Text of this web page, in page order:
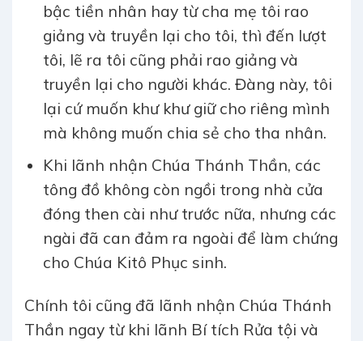
bậc tiền nhân hay từ cha mẹ tôi rao
giảng và truyền lại cho tôi, thì đến lượt
tôi, lẽ ra tôi cũng phải rao giảng và
truyền lại cho người khác. Đàng này, tôi
lại cứ muốn khư khư giữ cho riêng mình
mà không muốn chia sẻ cho tha nhân.
Khi lãnh nhận Chúa Thánh Thần, các
tông đồ không còn ngồi trong nhà cửa
đóng then cài như trước nữa, nhưng các
ngài đã can đảm ra ngoài để làm chứng
cho Chúa Kitô Phục sinh.
Chính tôi cũng đã lãnh nhận Chúa Thánh
Thần ngay từ khi lãnh Bí tích Rửa tội và